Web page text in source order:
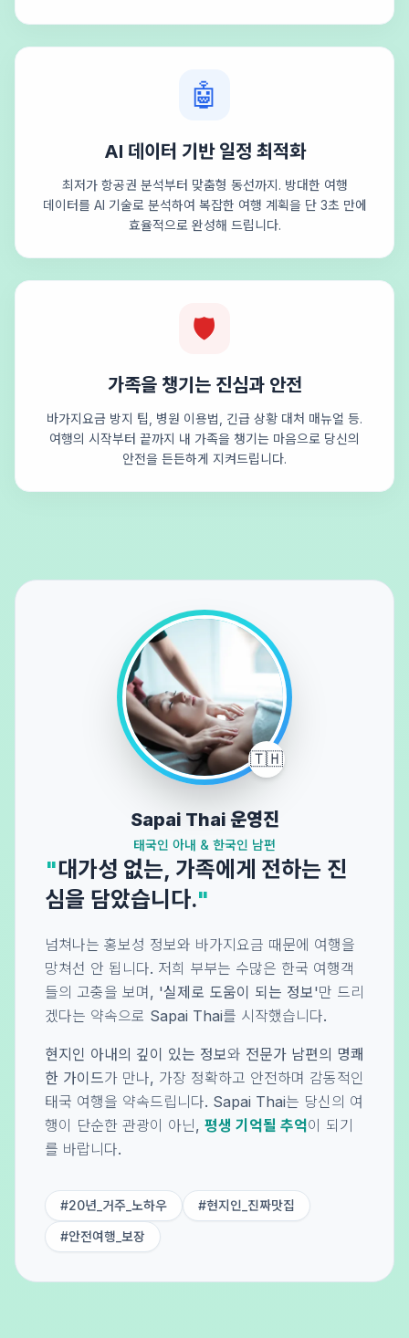
🤖
AI 데이터 기반 일정 최적화
최저가 항공권 분석부터 맞춤형 동선까지. 방대한 여행
데이터를 AI 기술로 분석하여 복잡한 여행 계획을 단 3초 만에
효율적으로 완성해 드립니다.
🛡️
가족을 챙기는 진심과 안전
바가지요금 방지 팁, 병원 이용법, 긴급 상황 대처 매뉴얼 등.
여행의 시작부터 끝까지 내 가족을 챙기는 마음으로 당신의
안전을 든든하게 지켜드립니다.
🇹🇭
Sapai Thai 운영진
태국인 아내 & 한국인 남편
"대가성 없는, 가족에게 전하는 진
심을 담았습니다."
넘쳐나는 홍보성 정보와 바가지요금 때문에 여행을
망쳐선 안 됩니다. 저희 부부는 수많은 한국 여행객
들의 고충을 보며, '실제로 도움이 되는 정보'만 드리
겠다는 약속으로 Sapai Thai를 시작했습니다.
현지인 아내의 깊이 있는 정보와 전문가 남편의 명쾌
한 가이드가 만나, 가장 정확하고 안전하며 감동적인
태국 여행을 약속드립니다. Sapai Thai는 당신의 여
행이 단순한 관광이 아닌, 평생 기억될 추억이 되기
를 바랍니다.
#20년_거주_노하우
#현지인_진짜맛집
#안전여행_보장